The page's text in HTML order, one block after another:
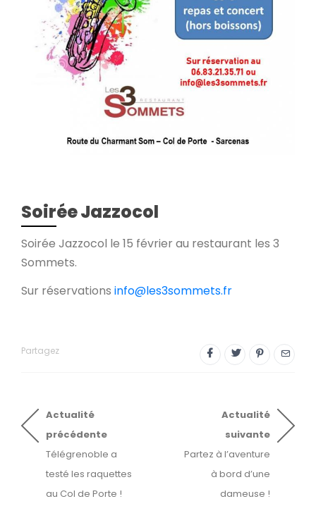
Soirée Jazzocol
Soirée Jazzocol le 15 février au restaurant les 3
Sommets.
Sur réservations info@les3sommets.fr
Partagez
Actualité
précédente
Télégrenoble a
testé les raquettes
au Col de Porte !
Actualité
suivante
Partez à l’aventure
à bord d’une
dameuse !